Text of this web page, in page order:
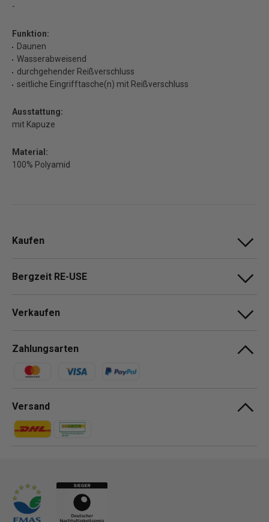
-
Funktion:
Daunen
Wasserabweisend
durchgehender Reißverschluss
seitliche Eingrifftasche(n) mit Reißverschluss
Ausstattung:
mit Kapuze
Material:
100% Polyamid
Kaufen
Bergzeit RE-USE
Verkaufen
Zahlungsarten
Zahlungsmethoden
Versand
Zahlungsmethoden
Zahlungsmethoden